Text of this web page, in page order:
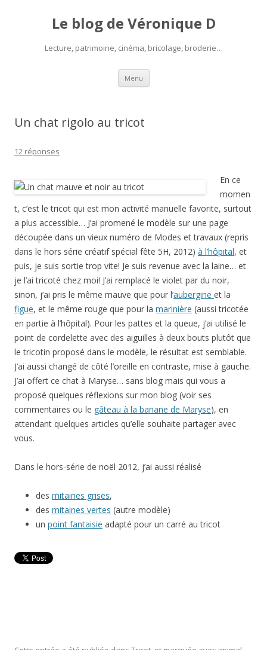
Le blog de Véronique D
Lecture, patrimoine, cinéma, bricolage, broderie…
Menu Aller
contenu
Un chat rigolo au tricot
12 réponses
En ce
momen
t, c’est le tricot qui est mon activité manuelle favorite, surtout
a plus accessible… J’ai promené le modèle sur une page
découpée dans un vieux numéro de Modes et travaux (repris
dans le hors série créatif spécial fête 5H, 2012) à l’hôpital, et
puis, je suis sortie trop vite! Je suis revenue avec la laine… et
je l’ai tricoté chez moi! J’ai remplacé le violet par du noir,
sinon, j’ai pris le même mauve que pour l’aubergine et la
figue, et le même rouge que pour la marinière (aussi tricotée
en partie à l’hôpital). Pour les pattes et la queue, j’ai utilisé le
point de cordelette avec des aiguilles à deux bouts plutôt que
le tricotin proposé dans le modèle, le résultat est semblable.
J’ai aussi changé de côté l’oreille en contraste, mise à gauche.
J’ai offert ce chat à Maryse… sans blog mais qui vous a
proposé quelques réflexions sur mon blog (voir ses
commentaires ou le gâteau à la banane de Maryse), en
attendant quelques articles qu’elle souhaite partager avec
vous.
Dans le hors-série de noël 2012, j’ai aussi réalisé
des mitaines grises,
des mitaines vertes (autre modèle)
un point fantaisie adapté pour un carré au tricot